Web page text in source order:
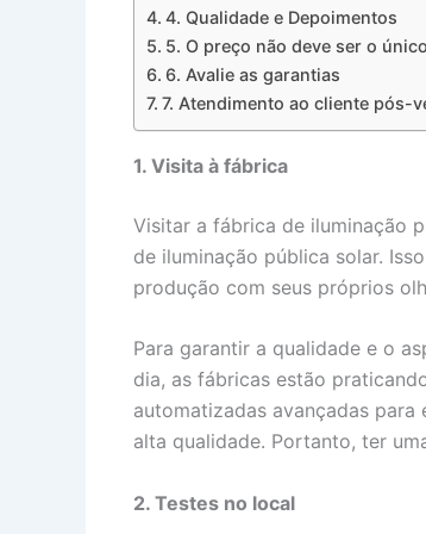
4. Qualidade e Depoimentos
5. O preço não deve ser o
6. Avalie as garantias
7. Atendimento ao cliente pós-
1. Visita à fábrica
Visitar a fábrica de iluminação
de iluminação pública solar.
produção com seus próprios
Para garantir a qualidade e o
dia, as fábricas estão
automatizadas avançadas
alta qualidade. Portanto, ter
2. Testes no local